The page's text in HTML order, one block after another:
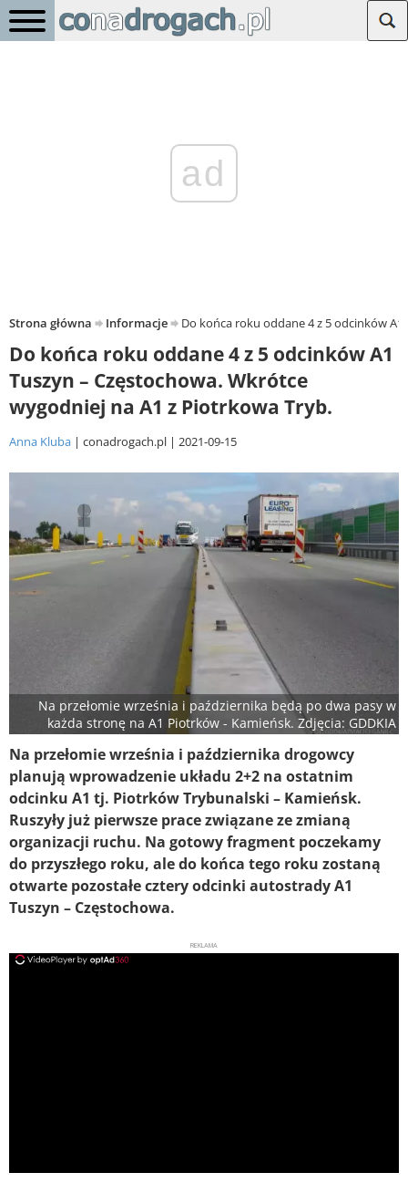
ad
Strona główna Informacje Do końca roku oddane 4 z 5 odcinków
Do końca roku oddane 4 z 5 odcinków A1
Tuszyn – Częstochowa. Wkrótce
wygodniej na A1 z Piotrkowa Tryb.
Anna Kluba conadrogach.pl 2021-09-15
Na przełomie września i października będą po dwa pasy w
każda stronę na A1 Piotrków - Kamieńsk. Zdjęcia: GDDKIA
Na przełomie września i października drogowcy
planują wprowadzenie układu 2+2 na ostatnim
odcinku A1 tj. Piotrków Trybunalski – Kamieńsk.
Ruszyły już pierwsze prace związane ze zmianą
organizacji ruchu. Na gotowy fragment poczekamy
do przyszłego roku, ale do końca tego roku zostaną
otwarte pozostałe cztery odcinki autostrady A1
Tuszyn – Częstochowa.
REKLAMA